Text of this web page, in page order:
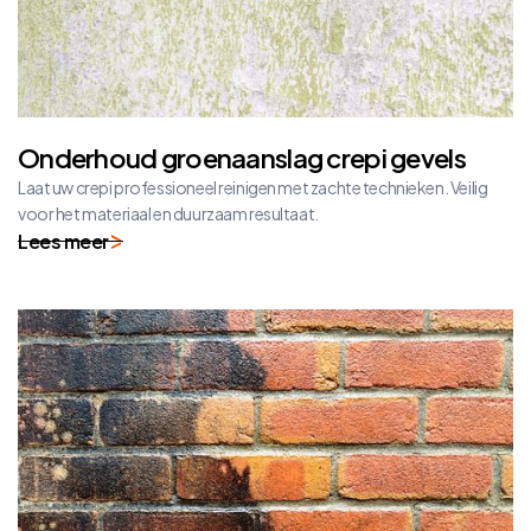
Onderhoud groenaanslag crepi gevels
Laat uw crepi professioneel reinigen met zachte technieken. Veilig
voor het materiaal en duurzaam resultaat.
Lees meer